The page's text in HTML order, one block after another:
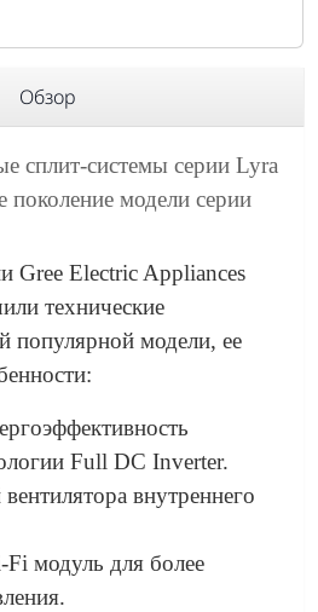
Обзор
сплит-системы серии Lyra
модели серии
Gree Electric Appliances
технические
популярной модели, ее
Full DC Inverter.
внутреннего
модуль для более